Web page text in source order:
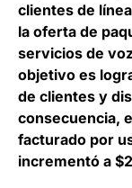
clientes de
la oferta de
servicios de
objetivo es
de clientes y
consecuencia,
facturado por
incrementó a